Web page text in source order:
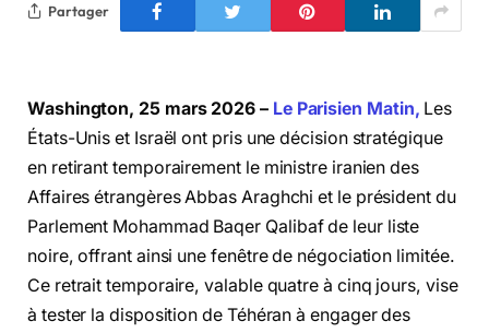
Partager
Washington, 25 mars 2026 – Le Parisien Matin, Les
États-Unis et Israël ont pris une décision stratégique
en retirant temporairement le ministre iranien des
Affaires étrangères Abbas Araghchi et le président du
Parlement Mohammad Baqer Qalibaf de leur liste
noire, offrant ainsi une fenêtre de négociation limitée.
Ce retrait temporaire, valable quatre à cinq jours, vise
à tester la disposition de Téhéran à engager des